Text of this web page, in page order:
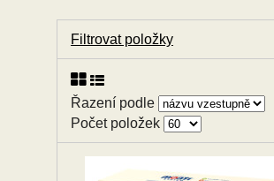
Filtrovat položky
Řazení podle
Počet položek